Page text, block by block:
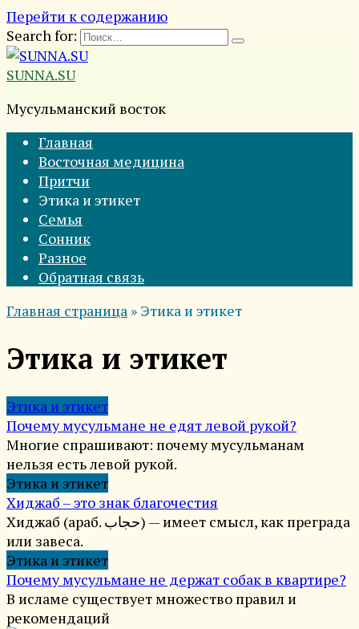
Перейти к содержанию
Search for:
SUNNA.SU
Мусульманский восток
Главная
Восточная медицина
Притчи
Этика и этикет
Семья
Сонник
Разное
Обратная связь
Главная страница » Этика и этикет
Этика и этикет
Этика и этикет
Почему мусульмане не едят левой рукой?
Многие спрашивают: почему мусульманам
нельзя есть левой рукой.
Этика и этикет
Хиджаб – это знак благочестия
Хиджаб (араб. حجاب)‎ — имеет смысл, как преграда
или завеса.
Этика и этикет
Почему мусульмане не держат собак в квартире?
В исламе существует множество правил и
рекомендаций